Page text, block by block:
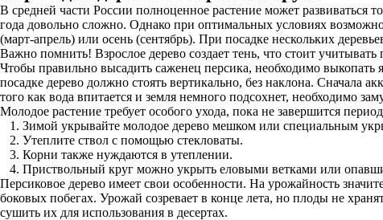
В средней части России полноценное растение может развиваться
года довольно сложно. Однако при оптимальных условиях
(март-апрель) или осень (сентябрь). При посадке нескольких
Важно помнить! Взрослое дерево создает тень, что стоит
Чтобы правильно высадить саженец персика, необходимо
посадке дерево должно стоять вертикально, без наклона. Сначала
того как вода впитается и земля немного подсохнет, необходимо
Молодое растение требует особого ухода, пока не завершится
Зимой укрывайте молодое дерево мешком или специальным
Утеплите ствол с помощью стекловаты.
Корни также нуждаются в утеплении.
Приствольный круг можно укрыть еловыми ветками или
Персиковое дерево имеет свои особенности. На урожайность
боковых побегах. Урожай созревает в конце лета, но плоды не
сушить их для использования в десертах.